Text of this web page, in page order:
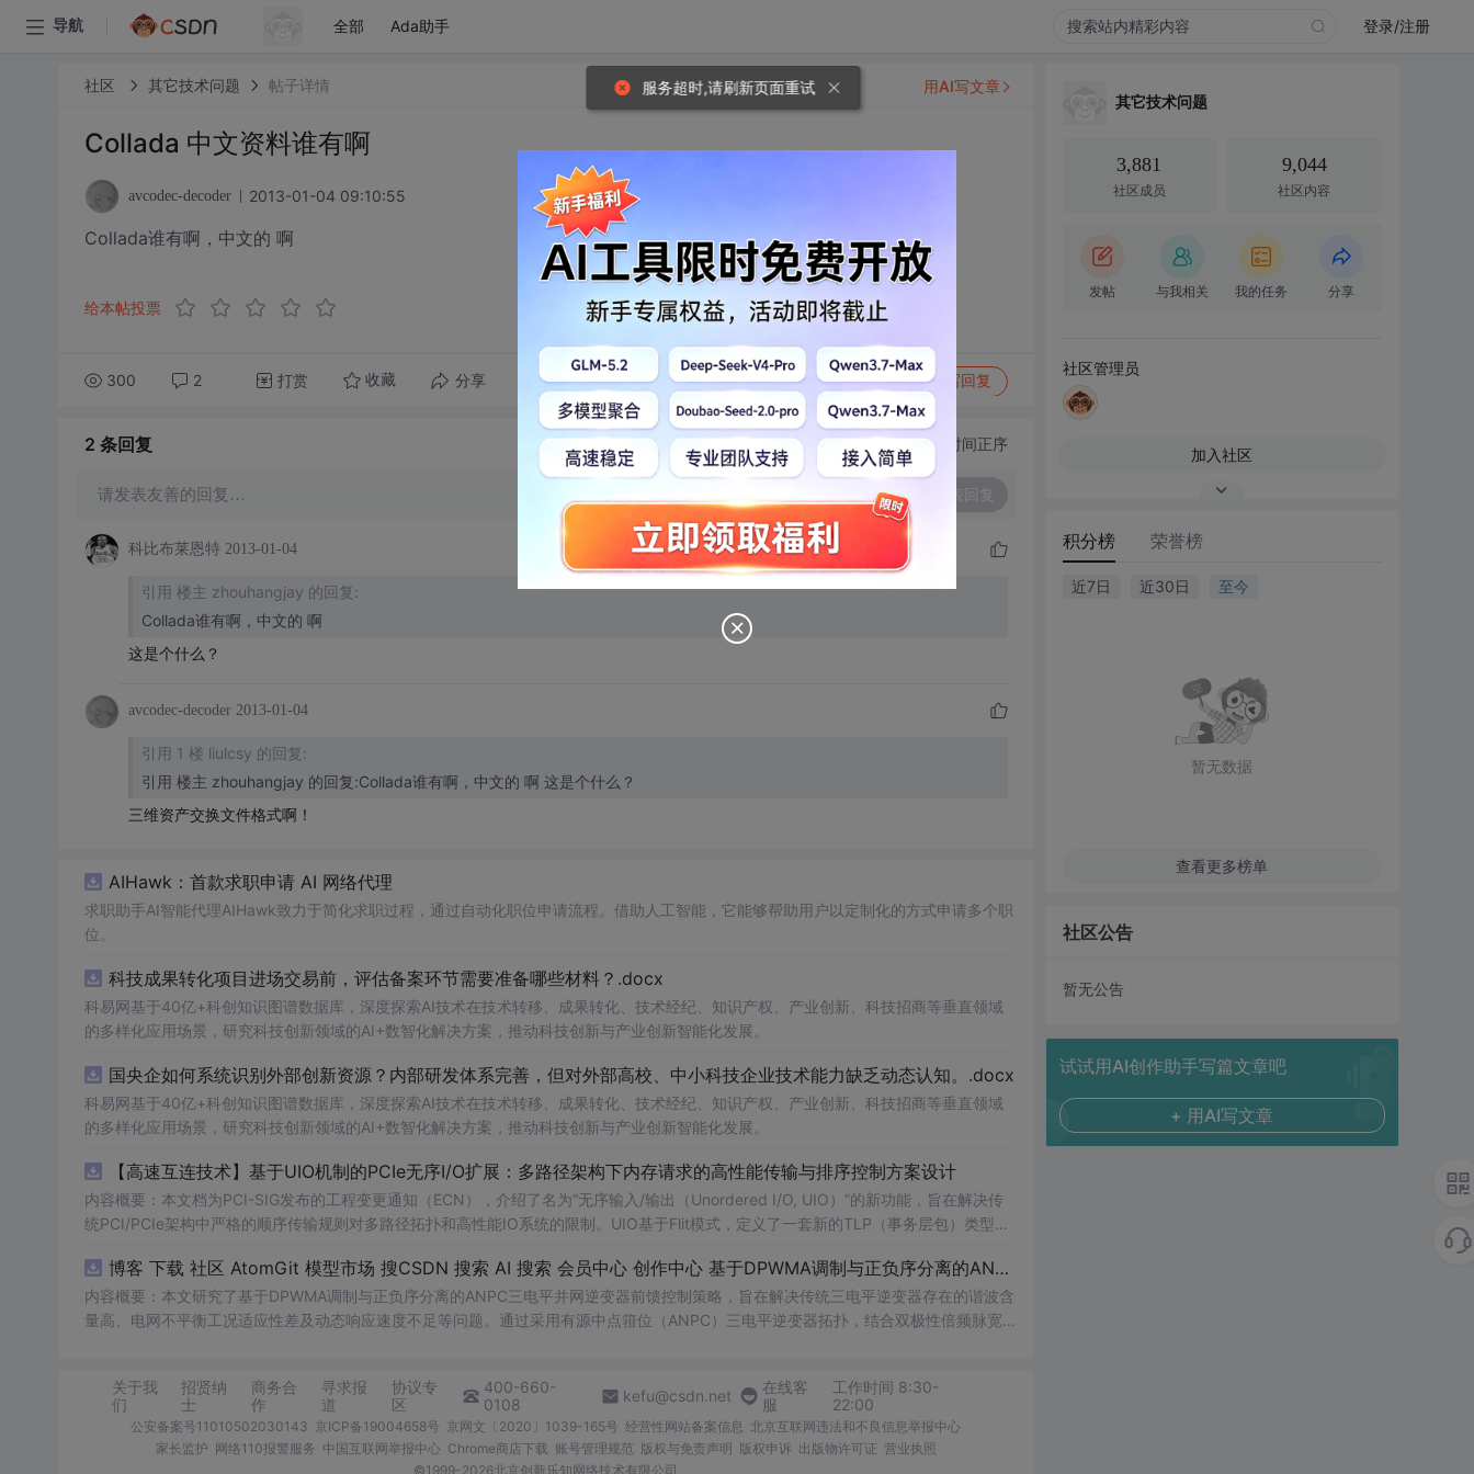
导航 全部 Ada助手 登录/注册
社区 其它技术问题 帖子详情
Collada 中文资料谁有啊
avcodec-decoder 2013-01-04 09:10:55
Collada谁有啊，中文的 啊
给本帖投票
300 2 打赏 收藏 分享 转发到动态 举报 写回复
用AI写文章
2 条回复 切换为时间正序
请发表友善的回复…
科比布莱恩特 2013-01-04
引用 楼主 zhouhangjay 的回复:
Collada谁有啊，中文的 啊
这是个什么？
avcodec-decoder 2013-01-04
引用 1 楼 liulcsy 的回复:
引用 楼主 zhouhangjay 的回复:Collada谁有啊，中文的 啊 这是个什么？
三维资产交换文件格式啊！
AIHawk：首款求职申请 AI 网络代理
求职助手AI智能代理AIHawk致力于简化求职过程，通过自动化职位申请流程。借助人工智能，它能够帮助用户以定制化的方式申请多个职
位。
科技成果转化项目进场交易前，评估备案环节需要准备哪些材料？.docx
科易网基于40亿+科创知识图谱数据库，深度探索AI技术在技术转移、成果转化、技术经纪、知识产权、产业创新、科技招商等垂直领域
的多样化应用场景，研究科技创新领域的AI+数智化解决方案，推动科技创新与产业创新智能化发展。
国央企如何系统识别外部创新资源？内部研发体系完善，但对外部高校、中小科技企业技术能力缺乏动态认知。.docx
科易网基于40亿+科创知识图谱数据库，深度探索AI技术在技术转移、成果转化、技术经纪、知识产权、产业创新、科技招商等垂直领域
的多样化应用场景，研究科技创新领域的AI+数智化解决方案，推动科技创新与产业创新智能化发展。
【高速互连技术】基于UIO机制的PCIe无序I/O扩展：多路径架构下内存请求的高性能传输与排序控制方案设计
内容概要：本文档为PCI-SIG发布的工程变更通知（ECN），介绍了名为“无序输入/输出（Unordered I/O, UIO）”的新功能，旨在解决传
统PCI/PCIe架构中严格的顺序传输规则对多路径拓扑和高性能IO系统的限制。UIO基于Flit模式，定义了一套新的TLP（事务层包）类型和
O
博客 下载 社区 AtomGit 模型市场 搜CSDN 搜索 AI 搜索 会员中心 创作中心 基于DPWMA调制与正负序分离的ANPC三电平并网逆变器前馈控制策略研究（Simulink仿真实现）
内容概要：本文研究了基于DPWMA调制与正负序分离的ANPC三电平并网逆变器前馈控制策略，旨在解决传统三电平逆变器存在的谐波含
量高、电网不平衡工况适应性差及动态响应速度不足等问题。通过采用有源中点箝位（ANPC）三电平逆变器拓扑，结合双极性倍频脉宽
结果显示，所提出的控制策略能有效降低并网谐波含量，提升锁相精度与系统动态稳定性，确保在复杂电网工况下的高质量稳定并网。 适
合人群：具备一定电力电子基础知识和仿真技能的研发人员，尤其是从事新能源发电、储能系统、柔性输电等领域研究的专业人士。 使用
场景及目标：①研究和开发高性能并网逆变器，特别是针对大功率、高电能质量要求的应用场景；②探索如何通过先进的调制和控制策略
来提高并网逆变器对电网扰动的适应性和响应速度；③为相关领域的学术研究和技术开发提供理论依据和实践指导。 阅读建议：建议读者
关于我
们
招贤纳
士
商务合
作
寻求报
道
协议专
区
400-660-
0108
kefu@csdn.net
在线客
服
工作时间 8:30-
22:00
公安备案号11010502030143 京ICP备19004658号 京网文〔2020〕1039-165号 经营性网站备案信息 北京互联网违法和不良信息举报中心
家长监护 网络110报警服务 中国互联网举报中心 Chrome商店下载 账号管理规范 版权与免责声明 版权申诉 出版物许可证 营业执照
©1999-2026北京创新乐知网络技术有限公司
其它技术问题
3,881
社区成员
9,044
社区内容
发帖 与我相关 我的任务 分享
社区管理员
加入社区
积分榜 荣誉榜
近7日 近30日 至今
暂无数据
查看更多榜单
社区公告
暂无公告
试试用AI创作助手写篇文章吧
+ 用AI写文章
服务超时,请刷新页面重试